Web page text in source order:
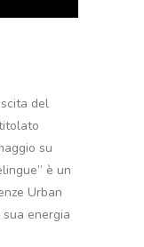
del
su
è un
Urban
energia